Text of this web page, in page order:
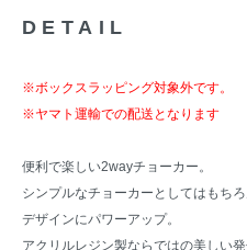
DETAIL
※ボックスラッピング対象外です。
※ヤマト運輸での配送となります
便利で楽しい2wayチョーカー。
シンプルなチョーカーとしてはもち
デザインにパワーアップ。
アクリルレジン製ならではの美しい発